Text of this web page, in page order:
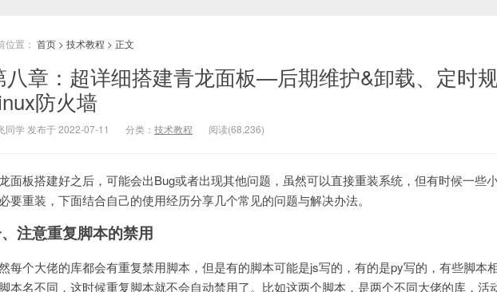
位置： 首页 > 技术教程 > 正文
八章：超详细搭建青龙面板—后期维护&卸载、定时
防火墙
同学 发布于 2022-07-11 分类： 技术教程 阅读(68,236)
面板搭建好之后，可能会出Bug或者出现其他问题，虽然可以直接重装系统，但有时候一些
要重装，下面结合自己的使用经历分享几个常见的问题与解决办法。
注意重复脚本的禁用
每个大佬的库都会有重复禁用脚本，但是有的脚本可能是js写的，有的是py写的，有些脚本
本名不同，这时候重复脚本就不会自动禁用了。比如这两个脚本，是两个不同大佬的库，活